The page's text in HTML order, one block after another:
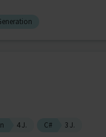
4 J. C# 3 J.